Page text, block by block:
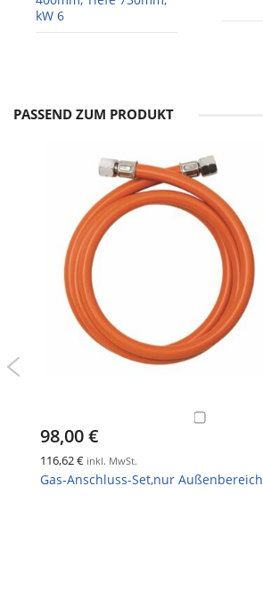
kW 6
PASSEND ZUM PRODUKT
98,00 €
116,62 € inkl. MwSt.
Gas-Anschluss-Set,nur Außenbereich